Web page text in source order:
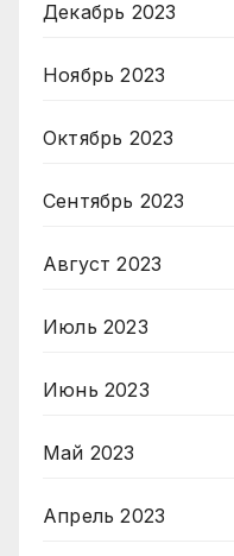
Декабрь 2023
Ноябрь 2023
Октябрь 2023
Сентябрь 2023
Август 2023
Июль 2023
Июнь 2023
Май 2023
Апрель 2023